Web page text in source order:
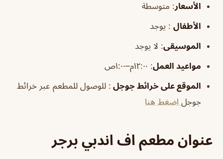
الأسعار: متوسطة
الأطفال : يوجد
الموسيقى: لا يوجد
مواعيد العمل: ١٢:٠٠م–١:٠٠ص
الموقع على خرائط جوجل : للوصول للمطعم عبر خرائط
جوجل اضغط هنا
عنوان مطعم اف اندبي برجر